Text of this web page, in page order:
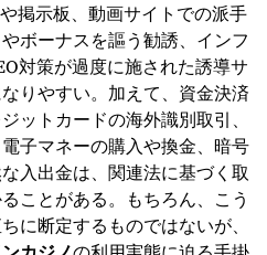
掲示板、動画サイトでの派手
ボーナスを謳う勧誘、インフ
対策が過度に施された誘導サ
りやすい。加えて、資金決済
ットカードの海外識別取引、
子マネーの購入や換金、暗号
入出金は、関連法に基づく取
ことがある。もちろん、こう
に断定するものではないが、